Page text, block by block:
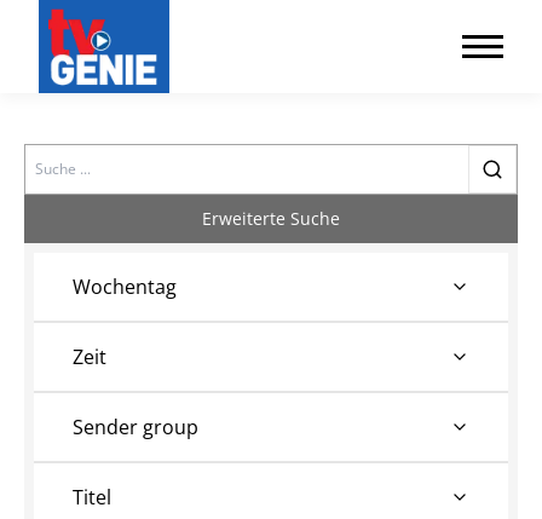
Search
Erweiterte Suche
Wochentag
Zeit
Sender group
Titel